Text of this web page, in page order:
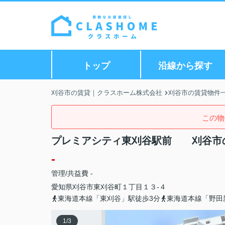
トップ 沿線から探す
刈谷市の賃貸｜クラスホーム株式会社 刈谷市の賃貸物件
この
プレミアシティ東刈谷駅前 刈谷市
-
管理/共益費 -
愛知県刈谷市東刈谷町 １丁目１３-４
東海道本線「東刈谷」駅徒歩3分
東海道本線「野
1/3